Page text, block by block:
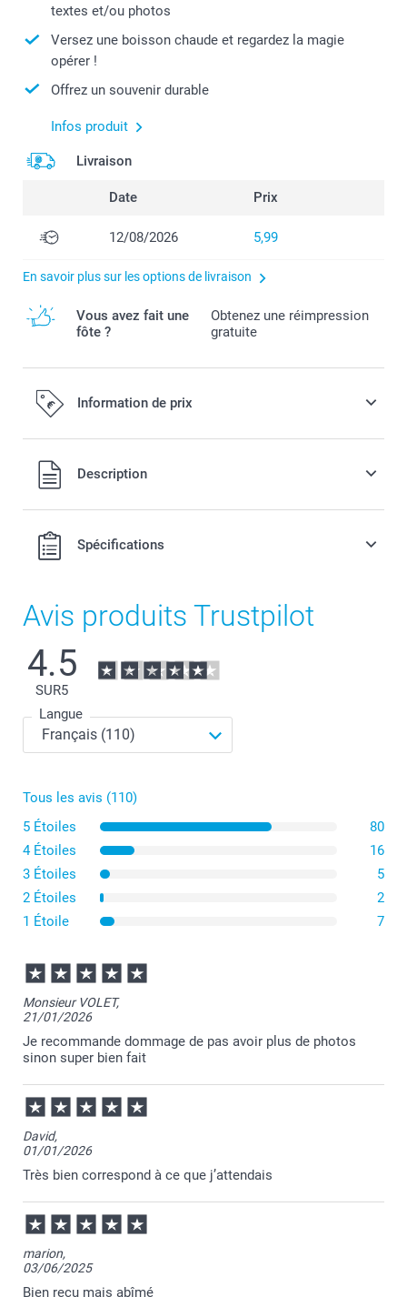
textes et/ou photos
Versez une boisson chaude et regardez la magie
opérer !
Offrez un souvenir durable
Infos produit
Livraison
Date Prix
12/08/2026 5,99
En savoir plus sur les options de livraison
Vous avez fait une
fôte ?
Obtenez une réimpression
gratuite
Information de prix
Tous les prix sont en EURO (€), TVA incluse et hors frais de
port.
Description
Spécifications
Avis produits Trustpilot
4.5
SUR5
Langue
Tous les avis (110)
5 Étoiles
80
4 Étoiles
16
3 Étoiles
5
2 Étoiles
2
1 Étoile
7
Monsieur VOLET,
21/01/2026
Je recommande dommage de pas avoir plus de photos
sinon super bien fait
David,
01/01/2026
Très bien correspond à ce que j’attendais
marion,
03/06/2025
Bien reçu mais abîmé